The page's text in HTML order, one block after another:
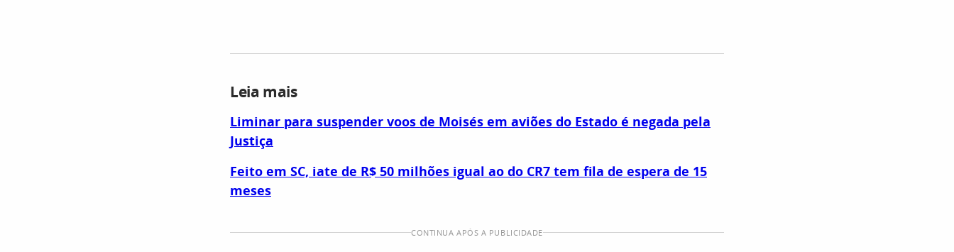
Leia mais​
Liminar para suspender voos de Moisés em aviões do Estado é negada pela
Justiça
Feito em SC, iate de R$ 50 milhões igual ao do CR7 tem fila de espera de 15
meses​
CONTINUA APÓS A PUBLICIDADE